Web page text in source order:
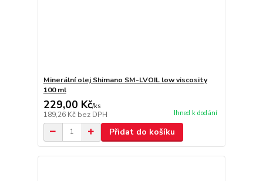
Minerální olej Shimano SM-LVOIL low viscosity
100 ml
229,00 Kč/ks
189,26 Kč bez DPH Ihned k dodání
Přidat do košíku